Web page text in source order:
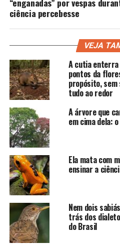
ciência percebesse
VEJA
A cutia enterra
pontos da
propósito,
tudo ao redor
A árvore que
em cima dela:
Ela mata com
ensinar a
Nem dois
trás dos
do Brasil